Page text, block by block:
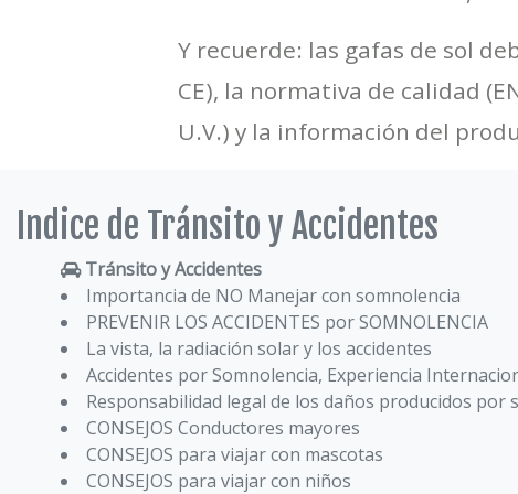
Y recuerde: las gafas de sol
CE), la normativa de calidad
U.V.) y la información del
Indice de Tránsito y Accidentes
Tránsito y Accidentes
Importancia de NO Manejar con somnolencia
PREVENIR LOS ACCIDENTES por SOMNOLENCIA
La vista, la radiación solar y los accidentes
Accidentes por Somnolencia, Experiencia
Responsabilidad legal de los daños producidos por
CONSEJOS Conductores mayores
CONSEJOS para viajar con mascotas
CONSEJOS para viajar con niños